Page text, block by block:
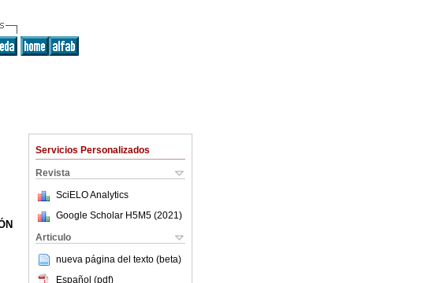
Servicios Personalizados
Revista
SciELO Analytics
Google Scholar H5M5 (2021 )
Articulo
nueva página del texto (beta)
Español (pdf)